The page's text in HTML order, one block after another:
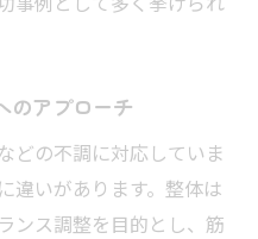
のアプローチ
どの不調に対応していま
違いがあります。整体は
ンス調整を目的とし、筋